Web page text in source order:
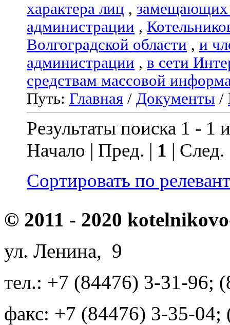
характера лиц , замещающих
администрации ,
Волгоградской области , и
администрации , в сети
средствам массовой
Путь: Главная / Документы /
Результаты поиска 1 - 1
Начало | Пред. | 1 |
Сортировать по
© 2011 - 2020
ул. Ленина, 9
тел.: +7 (84476) 3-31-96;
факс: +7 (84476) 3-35-04;